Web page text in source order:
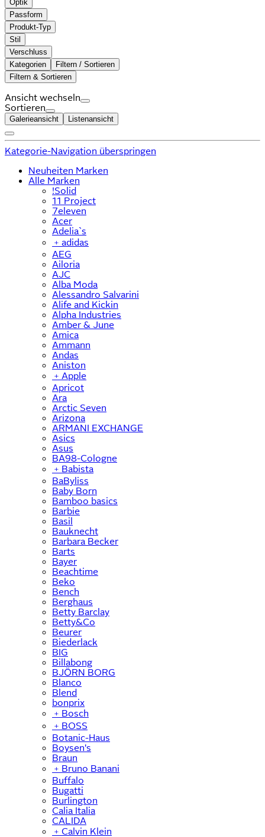
Optik
Passform
Produkt-Typ
Stil
Verschluss
Kategorien
Filtern / Sortieren
Filtern & Sortieren
Ansicht wechseln
Sortieren
Galerieansicht Listenansicht
Kategorie-Navigation überspringen
Neuheiten Marken
Alle Marken
!Solid
11 Project
7eleven
Acer
Adelia`s
﹢ adidas
AEG
Ailoria
AJC
Alba Moda
Alessandro Salvarini
Alife and Kickin
Alpha Industries
Amber & June
Amica
Ammann
Andas
Aniston
﹢ Apple
Apricot
Ara
Arctic Seven
Arizona
ARMANI EXCHANGE
Asics
Asus
BA98-Cologne
﹢ Babista
BaByliss
Baby Born
Bamboo basics
Barbie
Basil
Bauknecht
Barbara Becker
Barts
Bayer
Beachtime
Beko
Bench
Berghaus
Betty Barclay
Betty&Co
Beurer
Biederlack
BIG
Billabong
BJÖRN BORG
Blanco
Blend
bonprix
﹢ Bosch
﹢ BOSS
Botanic-Haus
Boysen's
Braun
﹢ Bruno Banani
Buffalo
Bugatti
Burlington
Calia Italia
CALIDA
﹢ Calvin Klein